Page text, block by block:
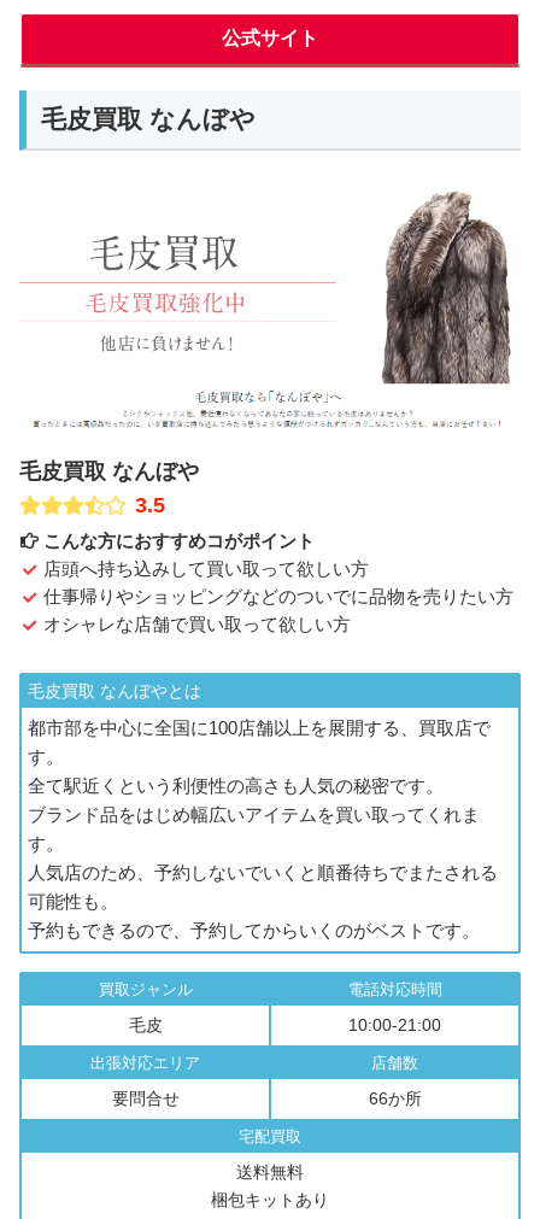
公式サイト
毛皮買取 なんぼや
毛皮買取 なんぼや
3.5
こんな方におすすめコがポイント
店頭へ持ち込みして買い取って欲しい方
仕事帰りやショッピングなどのついでに品物を売りたい方
オシャレな店舗で買い取って欲しい方
毛皮買取 なんぼやとは
都市部を中心に全国に100店舗以上を展開する、買取店で
す。
全て駅近くという利便性の高さも人気の秘密です。
ブランド品をはじめ幅広いアイテムを買い取ってくれま
す。
人気店のため、予約しないでいくと順番待ちでまたされる
可能性も。
予約もできるので、予約してからいくのがベストです。
買取ジャンル
毛皮
電話対応時間
10:00-21:00
出張対応エリア
要問合せ
店舗数
66か所
宅配買取
送料無料
梱包キットあり